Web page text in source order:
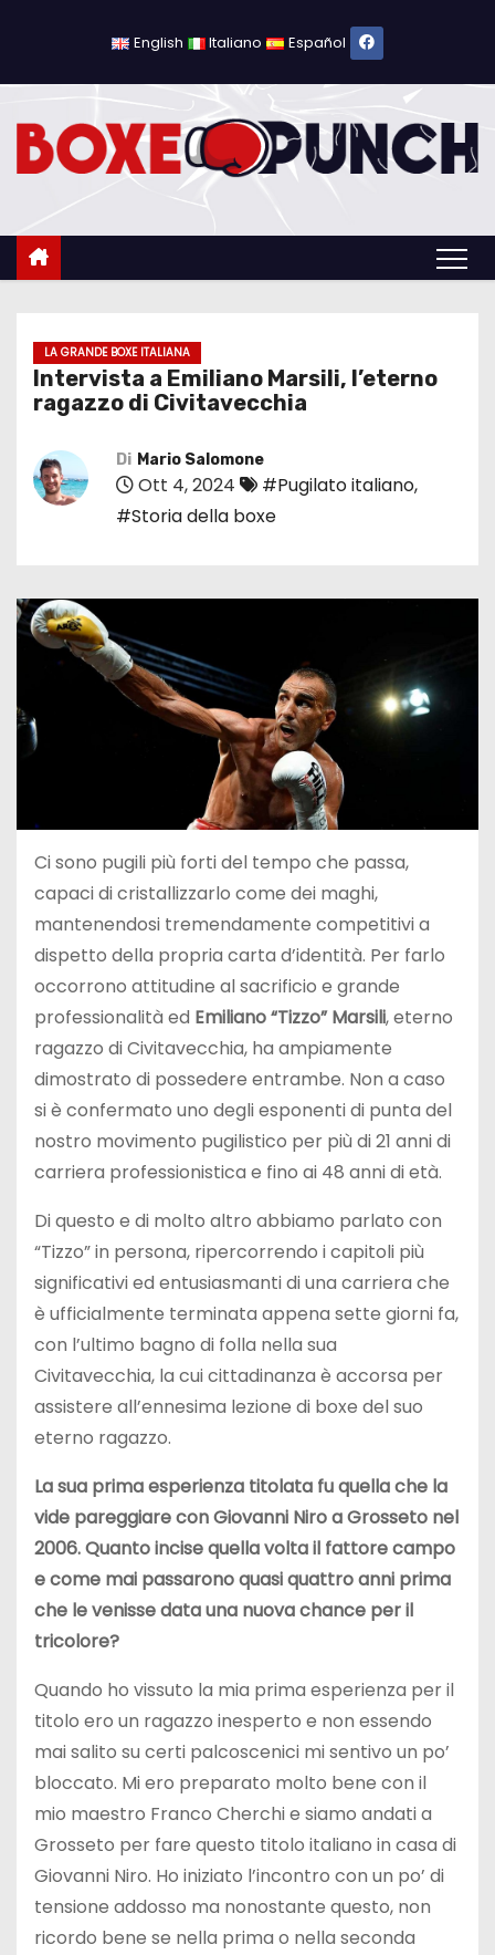
c
English Italiano Español
LA GRANDE BOXE ITALIANA
Intervista a Emiliano Marsili, l’eterno
ragazzo di Civitavecchia
Di Mario Salomone
Ott 4, 2024 #Pugilato italiano,
#Storia della boxe
Ci sono pugili più forti del tempo che passa,
capaci di cristallizzarlo come dei maghi,
mantenendosi tremendamente competitivi a
dispetto della propria carta d’identità. Per farlo
occorrono attitudine al sacrificio e grande
professionalità ed Emiliano “Tizzo” Marsili, eterno
ragazzo di Civitavecchia, ha ampiamente
dimostrato di possedere entrambe. Non a caso
si è confermato uno degli esponenti di punta del
nostro movimento pugilistico per più di 21 anni di
carriera professionistica e fino ai 48 anni di età.
Di questo e di molto altro abbiamo parlato con
“Tizzo” in persona, ripercorrendo i capitoli più
significativi ed entusiasmanti di una carriera che
è ufficialmente terminata appena sette giorni fa,
con l’ultimo bagno di folla nella sua
Civitavecchia, la cui cittadinanza è accorsa per
assistere all’ennesima lezione di boxe del suo
eterno ragazzo.
La sua prima esperienza titolata fu quella che la
vide pareggiare con Giovanni Niro a Grosseto nel
2006. Quanto incise quella volta il fattore campo
e come mai passarono quasi quattro anni prima
che le venisse data una nuova chance per il
tricolore?
Quando ho vissuto la mia prima esperienza per il
titolo ero un ragazzo inesperto e non essendo
mai salito su certi palcoscenici mi sentivo un po’
bloccato. Mi ero preparato molto bene con il
mio maestro Franco Cherchi e siamo andati a
Grosseto per fare questo titolo italiano in casa di
Giovanni Niro. Ho iniziato l’incontro con un po’ di
tensione addosso ma nonostante questo, non
ricordo bene se nella prima o nella seconda